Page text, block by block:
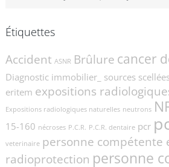
Étiquettes
Accident ASNR Brûlure cancer
Diagnostic immobilier_ sources
eritem expositions
Expositions radiologiques naturelles neutrons
15-160 nécroses P.C.R. P.C.R. dentaire pcr
veterinaire personne compétente
radioprotection personne